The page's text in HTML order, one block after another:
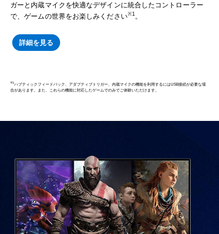
ガーと内蔵マイクを快適なデザインに統合したコントローラー
で、ゲームの世界をお楽しみください※1。
詳細を見る
※1ハプティックフィードバック、アダプティブトリガー、内蔵マイクの機能を利用するにはUSB接続が必要な場
合があります。また、これらの機能に対応したゲームでのみでご体験いただけます。